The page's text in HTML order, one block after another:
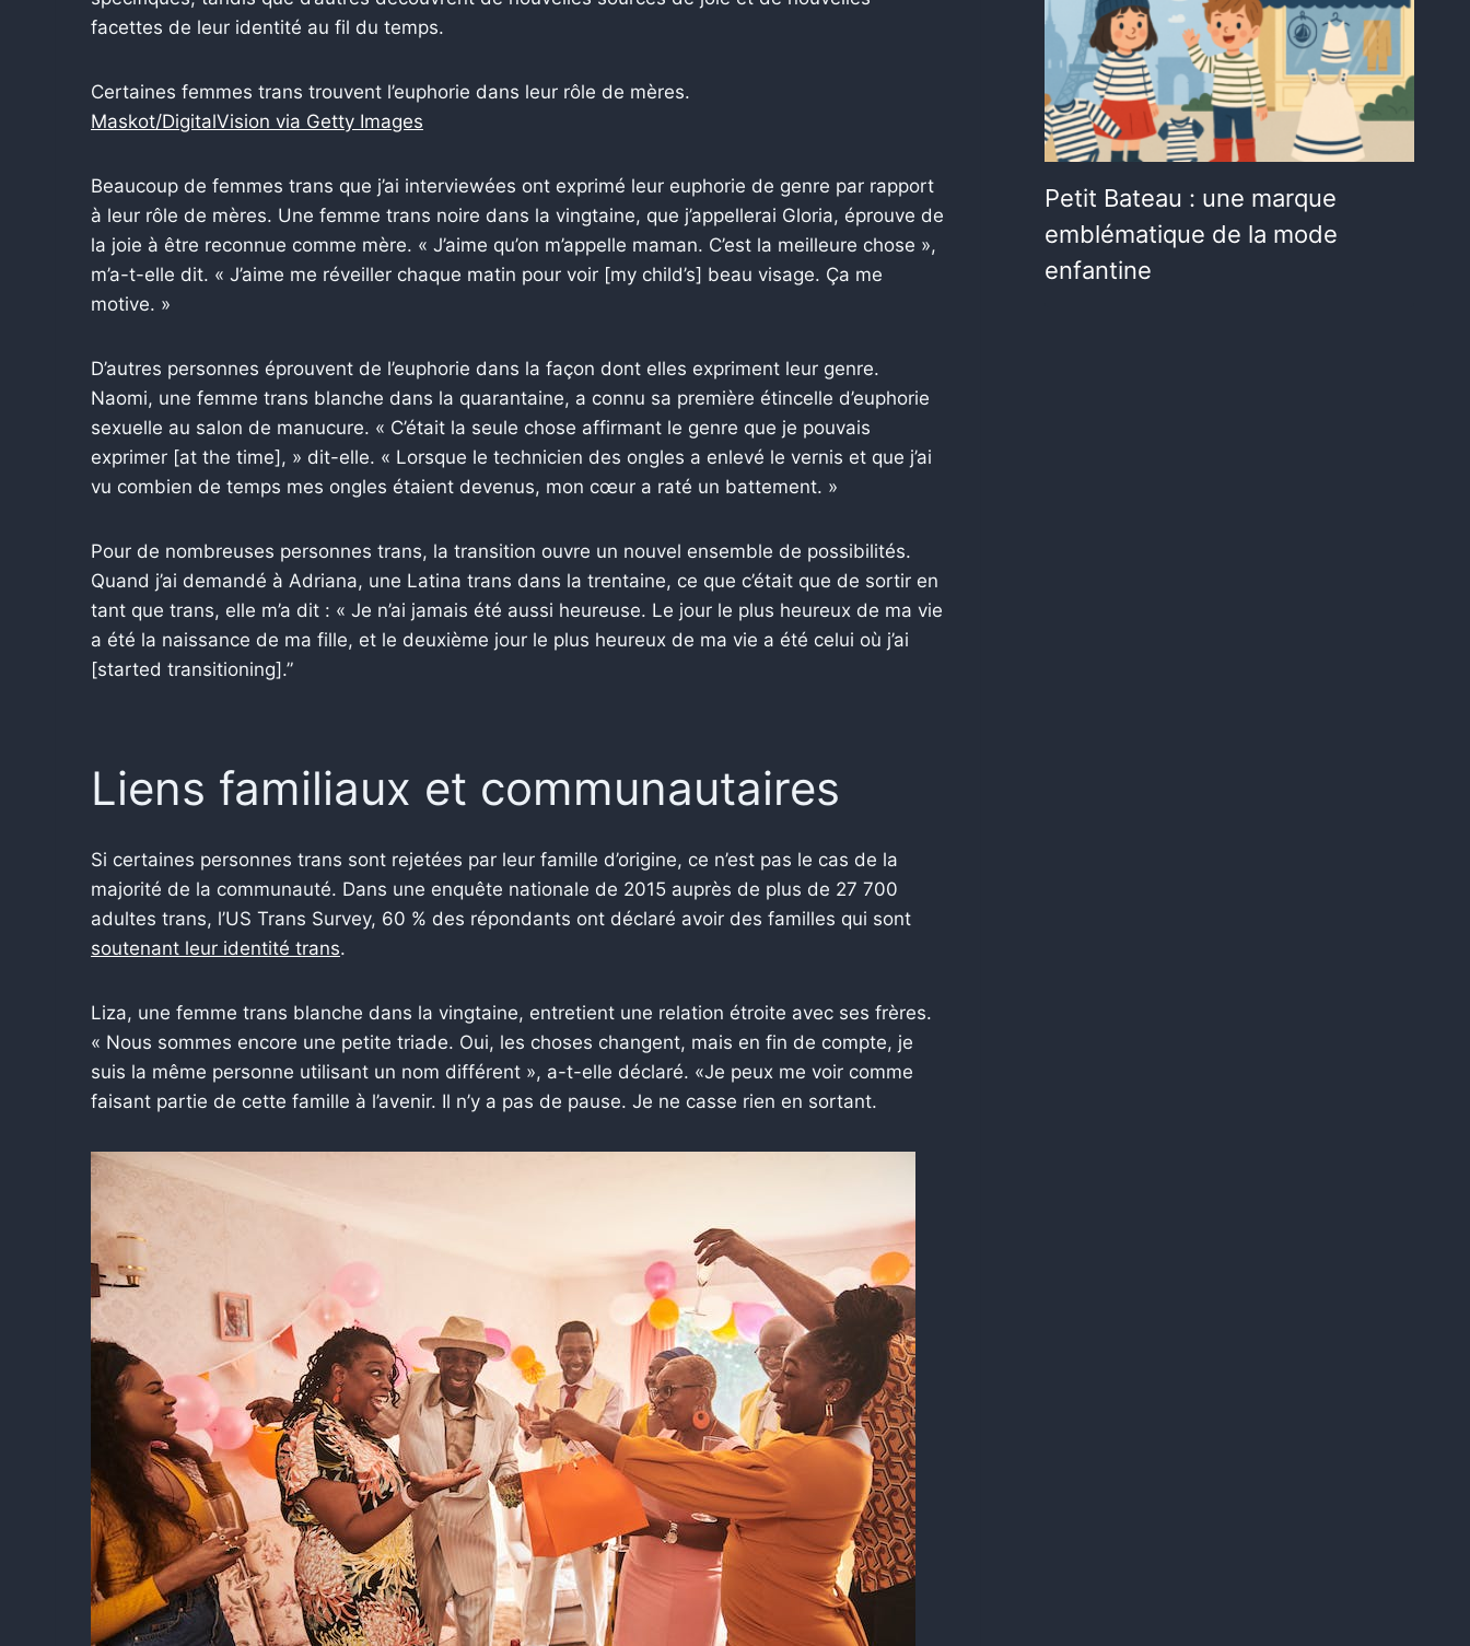
facettes de leur identité au fil du temps.
Certaines femmes trans trouvent l’euphorie dans leur rôle de mères.
Maskot/DigitalVision via Getty Images
Beaucoup de femmes trans que j’ai interviewées ont exprimé leur euphorie de genre par rapport
à leur rôle de mères. Une femme trans noire dans la vingtaine, que j’appellerai Gloria, éprouve de
la joie à être reconnue comme mère. « J’aime qu’on m’appelle maman. C’est la meilleure chose »,
m’a-t-elle dit. « J’aime me réveiller chaque matin pour voir [my child’s] beau visage. Ça me
motive. »
D’autres personnes éprouvent de l’euphorie dans la façon dont elles expriment leur genre.
Naomi, une femme trans blanche dans la quarantaine, a connu sa première étincelle d’euphorie
sexuelle au salon de manucure. « C’était la seule chose affirmant le genre que je pouvais
exprimer [at the time], » dit-elle. « Lorsque le technicien des ongles a enlevé le vernis et que j’ai
vu combien de temps mes ongles étaient devenus, mon cœur a raté un battement. »
Pour de nombreuses personnes trans, la transition ouvre un nouvel ensemble de possibilités.
Quand j’ai demandé à Adriana, une Latina trans dans la trentaine, ce que c’était que de sortir en
tant que trans, elle m’a dit : « Je n’ai jamais été aussi heureuse. Le jour le plus heureux de ma vie
a été la naissance de ma fille, et le deuxième jour le plus heureux de ma vie a été celui où j’ai
[started transitioning].”
Liens familiaux et communautaires
Si certaines personnes trans sont rejetées par leur famille d’origine, ce n’est pas le cas de la
majorité de la communauté. Dans une enquête nationale de 2015 auprès de plus de 27 700
adultes trans, l’US Trans Survey, 60 % des répondants ont déclaré avoir des familles qui sont
soutenant leur identité trans.
Liza, une femme trans blanche dans la vingtaine, entretient une relation étroite avec ses frères.
« Nous sommes encore une petite triade. Oui, les choses changent, mais en fin de compte, je
suis la même personne utilisant un nom différent », a-t-elle déclaré. «Je peux me voir comme
faisant partie de cette famille à l’avenir. Il n’y a pas de pause. Je ne casse rien en sortant.
Petit Bateau : une marque
emblématique de la mode
enfantine